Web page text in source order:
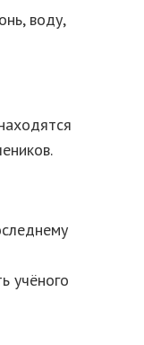
воду,
учёного